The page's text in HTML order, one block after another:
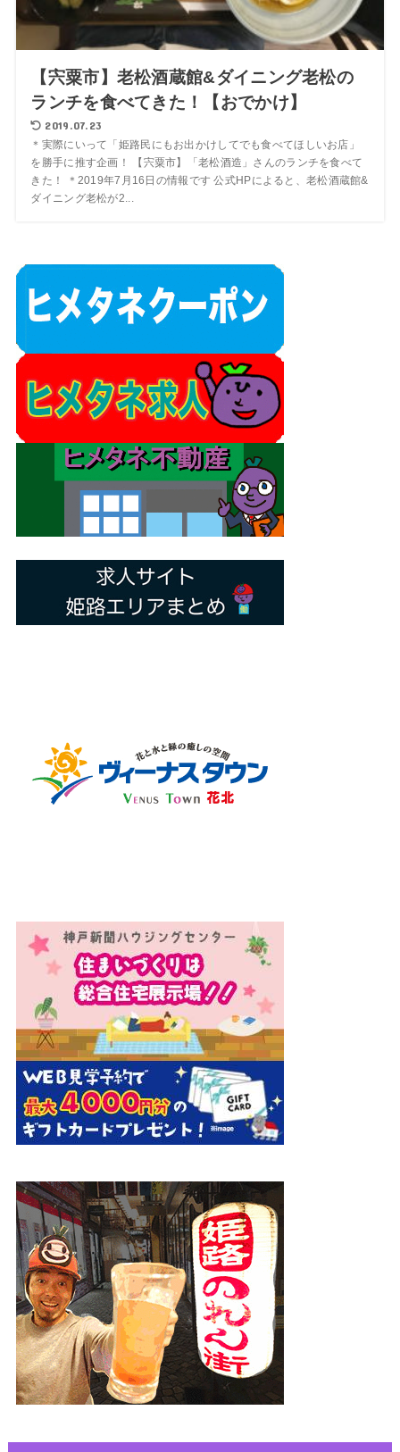
【宍粟市】老松酒蔵館&ダイニング老松の
ランチを食べてきた！【おでかけ】
2019.07.23
＊実際にいって「姫路民にもお出かけしてでも食べてほしいお店」
を勝手に推す企画！ 【宍粟市】「老松酒造」さんのランチを食べて
きた！ ＊2019年7月16日の情報です 公式HPによると、老松酒蔵館&
ダイニング老松が2...